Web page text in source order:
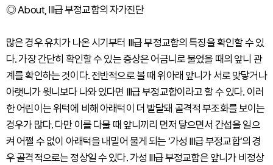
◎About, III급 부정교합의 자가진단
많은 경우 유치가 나온 시기부터 III급 부정교합의 특징을 확인할 수 있
다. 가장 간단히 확인할 수 있는 증상은 어금니로 물었을 때의 앞니 관
계를 확인하는 것이다. 전반적으로 볼 때 위아래 앞니가 서로 맞닿거나
아랫니가 윗니보다 나와 있다면 III급 부정교합이라고 할 수 있다. 이러
한 어린이는 위턱에 비해 아래턱이 더 발달돼 골격적 부조화를 보이는
경우가 많다. 다만 이를 다물 때 앞니끼리 먼저 닿으면서 간섭을 일으
켜 어쩔 수 없이 아래턱을 내밀어 물게 되는 ‘가성 III급 부정교합’의 경
우 골격적으로는 정상일 수 있다. 가성 III급 부정교합은 앞니가 비정상